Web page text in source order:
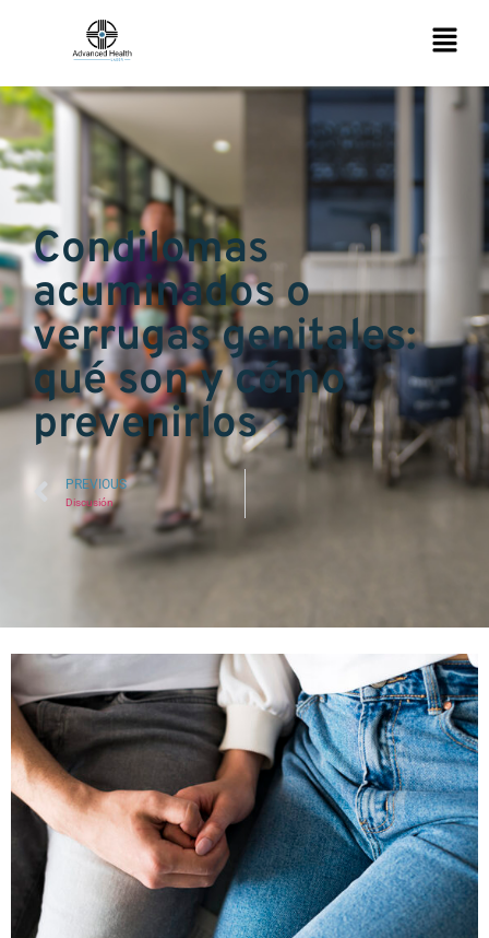
Condilomas
acuminados o
verrugas genitales:
qué son y cómo
prevenirlos
PREVIOUS
Discusión